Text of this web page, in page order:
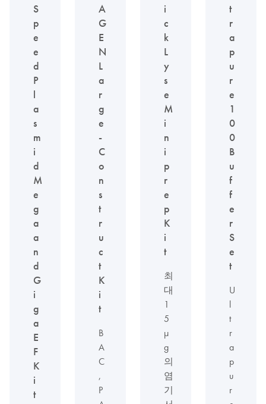
S
p
e
e
d
P
l
a
s
m
i
d
M
e
g
a
a
n
d
G
i
g
a
E
F
K
i
t
A
G
E
N
L
a
r
g
e
-
C
o
n
s
t
r
u
c
t
K
i
t
B
A
C
,
P
i
c
k
L
y
s
e
M
i
n
i
p
r
e
p
K
i
t
최
대
1
5
µ
g
의
염
기
t
r
a
p
u
r
e
1
0
0
B
u
f
f
e
r
S
e
t
U
l
t
r
a
p
u
r